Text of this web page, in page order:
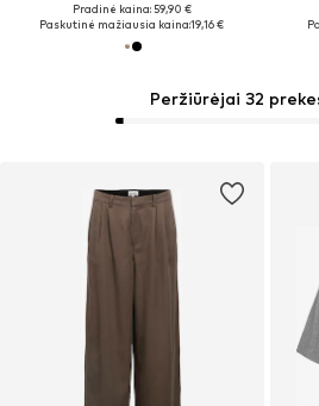
Peržiūrėjai 32
Pradinė kaina: 59,90 €
Paskutinė mažiausia kaina:19,16 €